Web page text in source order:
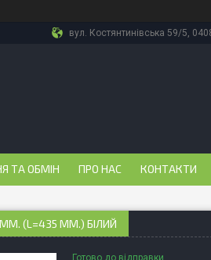
вул. Костянтинівська 59/5,
ТА ОБМІН ПРО НАС КОНТАКТИ
(L=435 ММ.) БІЛИЙ
Готово до відправки